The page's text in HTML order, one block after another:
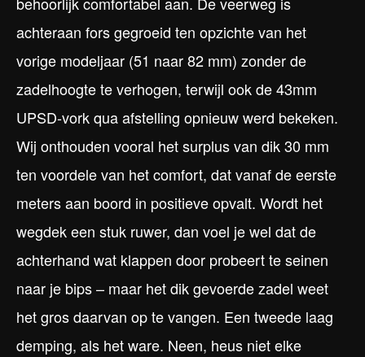
achteraan fors gegroeid ten opzichte van het
vorige modeljaar (51 naar 82 mm) zonder de
zadelhoogte te verhogen, terwijl ook de 43mm
UPSD-vork qua afstelling opnieuw werd bekeken.
Wij onthouden vooral het surplus van dik 30 mm
ten voordele van het comfort, dat vanaf de eerste
meters aan boord in positieve opvalt. Wordt het
wegdek een stuk ruwer, dan voel je wel dat de
achterhand wat klappen door probeert te seinen
naar je bips – maar het dik gevoerde zadel weet
het gros daarvan op te vangen. Een tweede laag
demping, als het ware. Neen, heus niet elke